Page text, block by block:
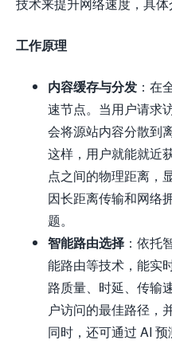
技术来提升网络速度，具体
工作原理
内容缓存与分发 ：在
速节点。当用户请求
会将源站内容分散到
这样，用户就能就近
点之间的物理距离，
因长距离传输和网络
题。
智能路由选择 ：依托
能路由等技术，能实
路质量、时延、传输
户访问的最佳路径，
同时，还可通过 AI